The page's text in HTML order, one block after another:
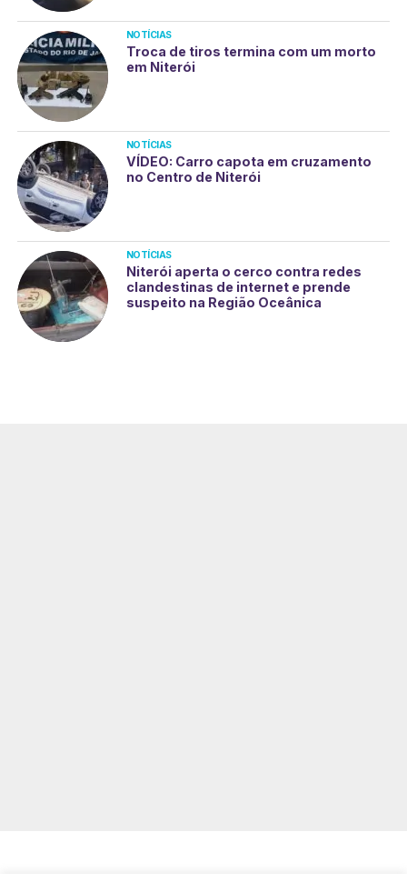
NOTÍCIAS
Troca de tiros termina com um morto
em Niterói
NOTÍCIAS
VÍDEO: Carro capota em cruzamento
no Centro de Niterói
NOTÍCIAS
Niterói aperta o cerco contra redes
clandestinas de internet e prende
suspeito na Região Oceânica